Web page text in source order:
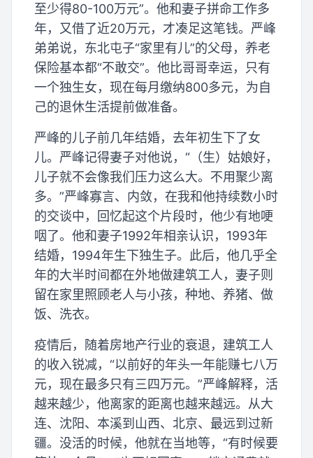
至少得80-100万元”。他和妻子拼命工作多
年，又借了近20万元，才凑足这笔钱。严峰
弟弟说，东北屯子“家里有儿”的父母，养老
保险基本都“不敢交”。他比哥哥幸运，只有
一个独生女，现在每月缴纳800多元，为自
己的退休生活提前做准备。
严峰的儿子前几年结婚，去年初生下了女
儿。严峰记得妻子对他说，“（生）姑娘好，
儿子就不会像我们压力这么大。不用聚少离
多。”严峰寡言、内敛，在我和他持续数小时
的交谈中，回忆起这个片段时，他少有地哽
咽了。他和妻子1992年相亲认识，1993年
结婚，1994年生下独生子。此后，他几乎全
年的大半时间都在外地做建筑工人，妻子则
留在家里照顾老人与小孩，种地、养猪、做
饭、洗衣。
疫情后，随着房地产行业的衰退，建筑工人
的收入锐减，“以前好的年头一年能赚七八万
元，现在最多只有三四万元。”严峰解释，活
越来越少，他离家的距离也越来越远。从大
连、沈阳、本溪到山西、北京、最远到过新
疆。没活的时候，他就在当地等，“有时候要